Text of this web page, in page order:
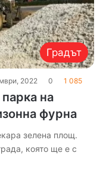
Градът
2022 0 1 085
на
фурна
зелена площ.
която ще е с